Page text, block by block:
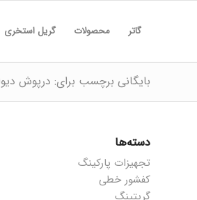
گاتر محصولات گریل استخری
بایگانی برچسب برای: درپوش
دسته‌ها
تجهیزات پارکینگ
کفشور خطی
گریتینگ